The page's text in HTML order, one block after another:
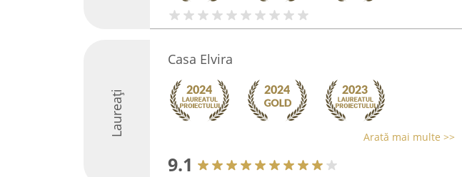
Laureați
Casa Elvira
Arată mai multe >>
9.1